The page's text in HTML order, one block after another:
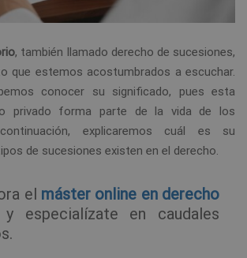
, también llamado derecho de sucesiones,
que estemos acostumbrados a escuchar.
conocer su significado, pues esta
privado forma parte de la vida de los
explicaremos cuál es su
de sucesiones existen en el derecho.
el máster online en derecho
y especialízate en caudales